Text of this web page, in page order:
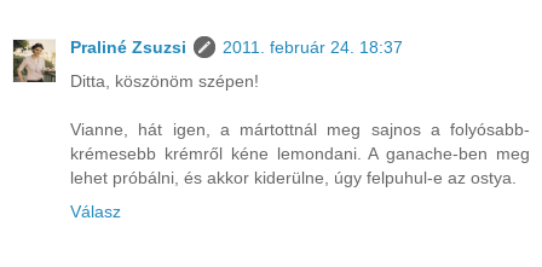
Praliné Zsuzsi
2011. február 24. 18:37
Ditta, köszönöm szépen!
Vianne, hát igen, a mártottnál meg sajnos a folyósabb-
krémesebb krémről kéne lemondani. A ganache-ben meg
lehet próbálni, és akkor kiderülne, úgy felpuhul-e az ostya.
Válasz